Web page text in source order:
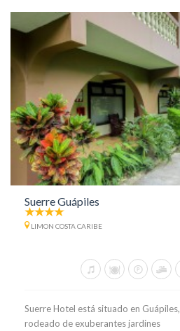
Suerre Guápiles
LIMON COSTA CARIBE
Suerre Hotel está situado en Guápiles,
rodeado de exuberantes jardines